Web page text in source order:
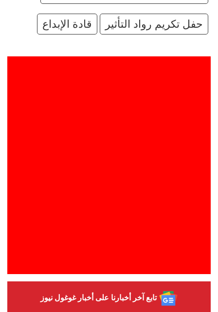
حفل تكريم رواد التأثير قادة الإبداع
تابع آخر أخبارنا على أخبار غوغول نيوز